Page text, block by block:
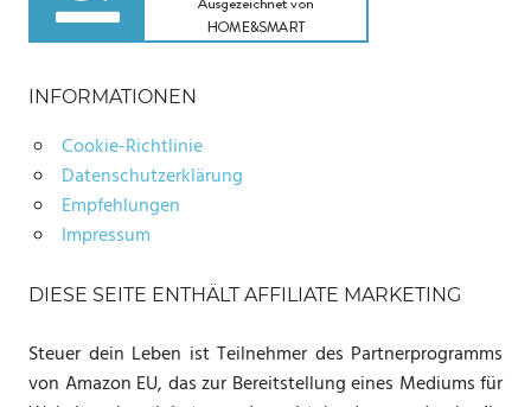
INFORMATIONEN
Cookie-Richtlinie
Datenschutzerklärung
Empfehlungen
Impressum
DIESE SEITE ENTHÄLT AFFILIATE MARKETING
Steuer dein Leben ist Teilnehmer des Partnerprogramms
von Amazon EU, das zur Bereitstellung eines Mediums für